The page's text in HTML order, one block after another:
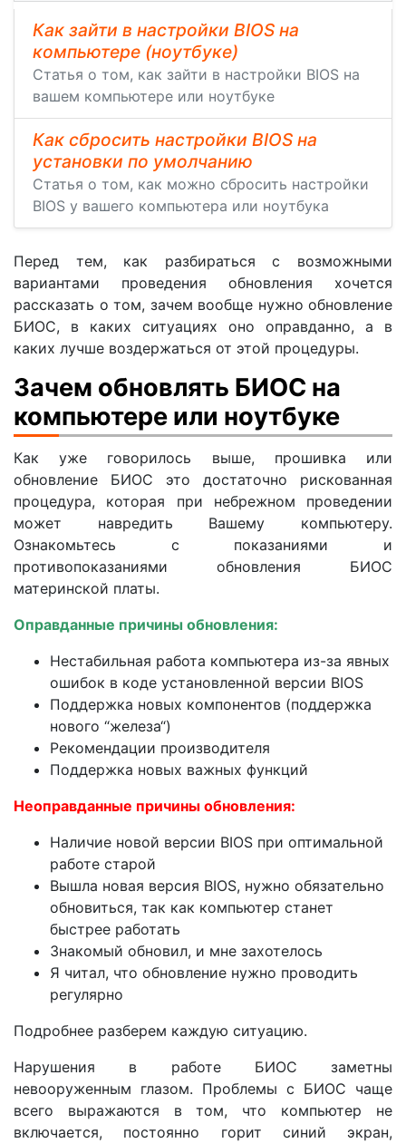
Как зайти в настройки BIOS на
компьютере (ноутбуке)
Статья о том, как зайти в настройки BIOS на
вашем компьютере или ноутбуке
Как сбросить настройки BIOS на
установки по умолчанию
Статья о том, как можно сбросить настройки
BIOS у вашего компьютера или ноутбука
Перед тем, как разбираться с возможными
вариантами проведения обновления хочется
рассказать о том, зачем вообще нужно обновление
БИОС, в каких ситуациях оно оправданно, а в
каких лучше воздержаться от этой процедуры.
Зачем обновлять БИОС на
компьютере или ноутбуке
Как уже говорилось выше, прошивка или
обновление БИОС это достаточно рискованная
процедура, которая при небрежном проведении
может навредить Вашему компьютеру.
Ознакомьтесь с показаниями и
противопоказаниями обновления БИОС
материнской платы.
Оправданные причины обновления:
Нестабильная работа компьютера из-за явных
ошибок в коде установленной версии BIOS
Поддержка новых компонентов (поддержка
нового “железа“)
Рекомендации производителя
Поддержка новых важных функций
Неоправданные причины обновления:
Наличие новой версии BIOS при оптимальной
работе старой
Вышла новая версия BIOS, нужно обязательно
обновиться, так как компьютер станет
быстрее работать
Знакомый обновил, и мне захотелось
Я читал, что обновление нужно проводить
регулярно
Подробнее разберем каждую ситуацию.
Нарушения в работе БИОС заметны
невооруженным глазом. Проблемы с БИОС чаще
всего выражаются в том, что компьютер не
включается, постоянно горит синий экран,